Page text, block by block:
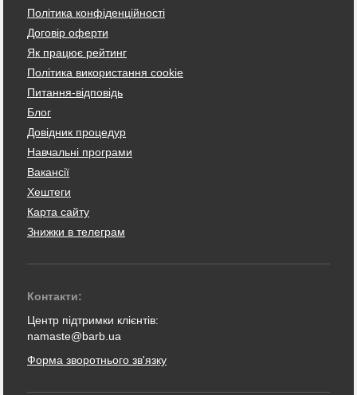
Політика конфіденційності
Договір оферти
Як працює рейтинг
Політика використання cookie
Питання-відповідь
Блог
Довідник процедур
Навчальні програми
Вакансії
Хештеги
Карта сайту
Знижки в телеграм
Контакти:
Центр підтримки клієнтів:
namaste@barb.ua
Форма зворотнього зв'язку